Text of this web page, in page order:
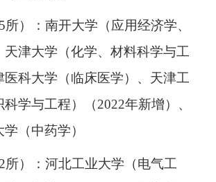
所）：南开大学（应用经济学、
天津大学（化学、材料科学与工
医科大学（临床医学）、天津工
学与工程）（2022年新增）、
学（中药学）
所）：河北工业大学（电气工